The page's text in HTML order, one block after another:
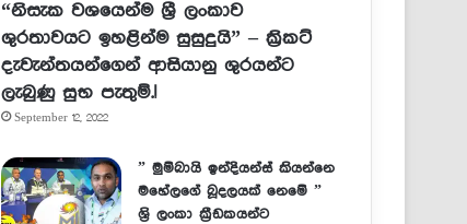
“නිසැක වශයෙන්ම ශ්‍රී ලංකාව
ශුරතාවයට ඉහළින්ම සුසුදුයි” – ක්‍රිකට්
දැවැන්තයන්ගෙන් ආසියානු ශුරයන්ට
ලැබුණු සුභ පැතුම්.!
September 12, 2022
” මුම්බායි ඉන්දියන්ස් කියන්නෙ
මහේලගේ බූදලයක් නෙමේ ”
ශ්‍රි ලංකා ක්‍රීඩකයන්ට